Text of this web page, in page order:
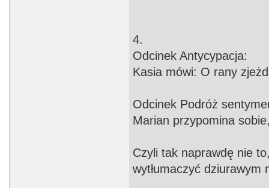
4.
Odcinek Antycypacja:
Kasia mówi: O rany
Odcinek Podróż
Marian przypomina
Czyli tak naprawdę nie
wytłumaczyć